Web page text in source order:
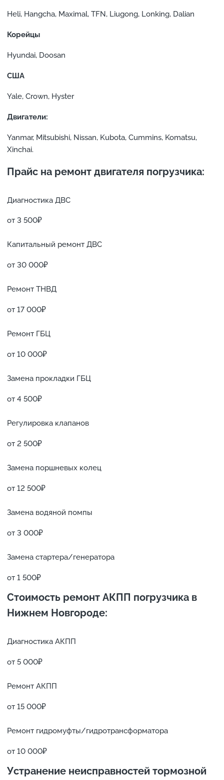
Heli, Hangcha, Maximal, TFN, Liugong, Lonking, Dalian
Корейцы
Hyundai, Doosan
США
Yale, Crown, Hyster
Двигатели:
Yanmar, Mitsubishi, Nissan, Kubota, Cummins, Komatsu,
Xinchai.
Прайс на ремонт двигателя погрузчика:
Диагностика ДВС
от 3 500₽
Капитальный ремонт ДВС
от 30 000₽
Ремонт ТНВД
от 17 000₽
Ремонт ГБЦ
от 10 000₽
Замена прокладки ГБЦ
от 4 500₽
Регулировка клапанов
от 2 500₽
Замена поршневых колец
от 12 500₽
Замена водяной помпы
от 3 000₽
Замена стартера/генератора
от 1 500₽
Стоимость ремонт АКПП погрузчика в
Нижнем Новгороде:
Диагностика АКПП
от 5 000₽
Ремонт АКПП
от 15 000₽
Ремонт гидромуфты/гидротрансформатора
от 10 000₽
Устранение неисправностей тормозной